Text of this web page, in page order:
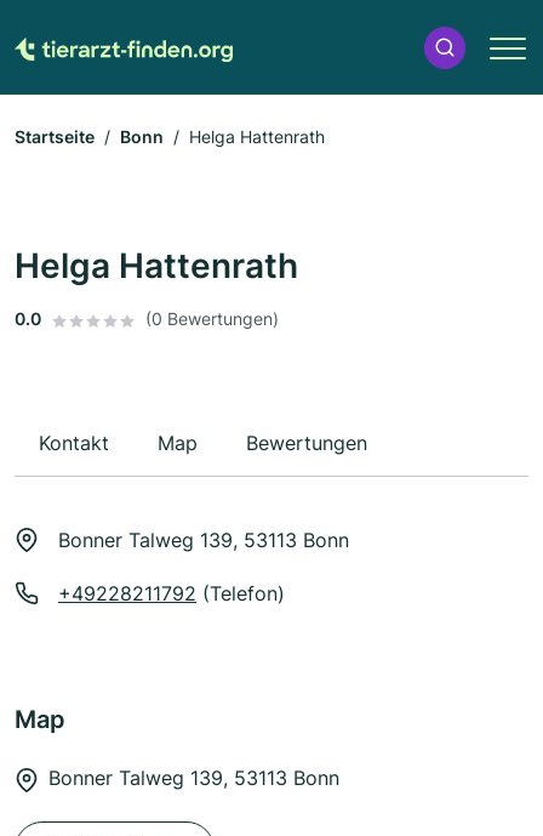
Startseite Bonn Helga Hattenrath
Helga Hattenrath
0.0 (0 Bewertungen)
Kontakt Map Bewertungen
Bonner Talweg 139, 53113 Bonn
+49228211792 (Telefon)
Map
Bonner Talweg 139, 53113 Bonn